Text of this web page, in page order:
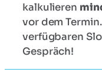
kalkulieren
vor dem
verfügbaren
Gespräch!